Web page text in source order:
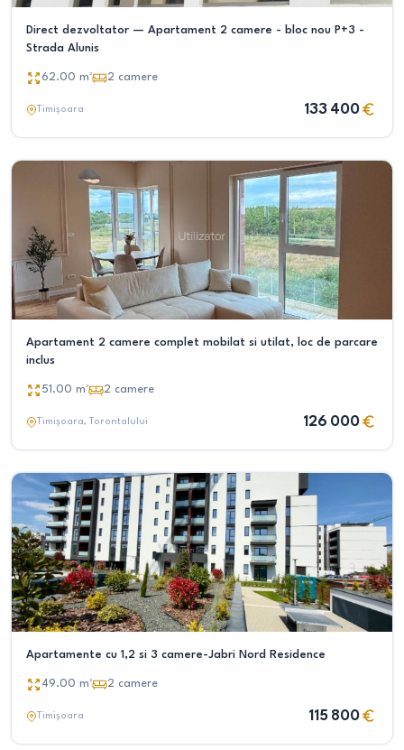
Direct dezvoltator — Apartament 2 camere - bloc nou P+3 -
Strada Alunis
62.00 m² 2 camere
Timișoara 133 400
Apartament 2 camere complet mobilat si utilat, loc de parcare
inclus
51.00 m² 2 camere
Timișoara, Torontalului 126 000
Apartamente cu 1,2 si 3 camere-Jabri Nord Residence
49.00 m² 2 camere
Timișoara 115 800